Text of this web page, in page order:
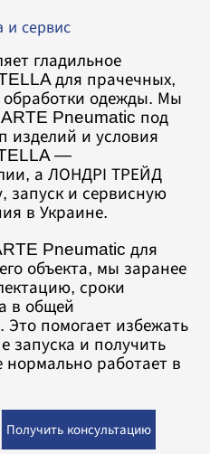
и сервис
гладильное
для прачечных,
обработки одежды. Мы
Pneumatic под
изделий и условия
—
а ЛОНДРІ ТРЕЙД
запуск и сервисную
в Украине.
Pneumatic для
объекта, мы заранее
сроки
в общей
Это помогает избежать
запуска и получить
нормально работает в
Получить консультацию